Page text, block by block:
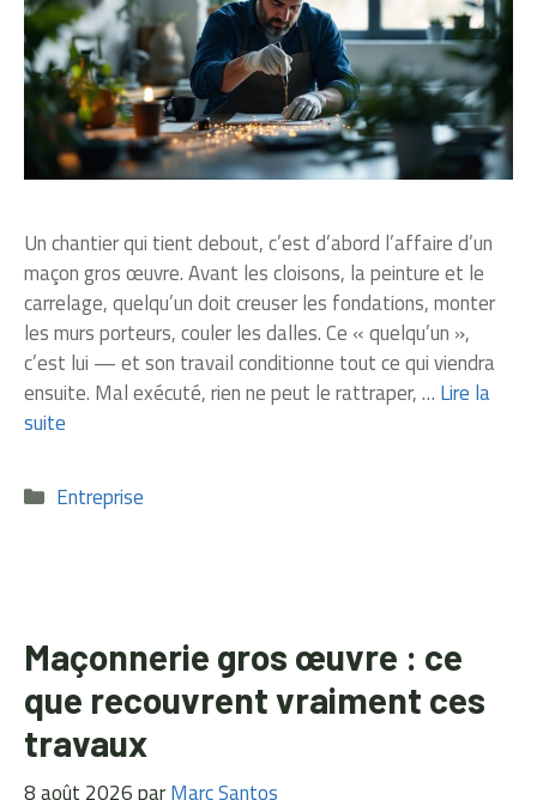
Un chantier qui tient debout, c’est d’abord l’affaire d’un
maçon gros œuvre. Avant les cloisons, la peinture et le
carrelage, quelqu’un doit creuser les fondations, monter
les murs porteurs, couler les dalles. Ce « quelqu’un »,
c’est lui — et son travail conditionne tout ce qui viendra
ensuite. Mal exécuté, rien ne peut le rattraper, … Lire la
suite
Catégories
Entreprise
Maçonnerie gros œuvre : ce
que recouvrent vraiment ces
travaux
8 août 2026parMarc Santos